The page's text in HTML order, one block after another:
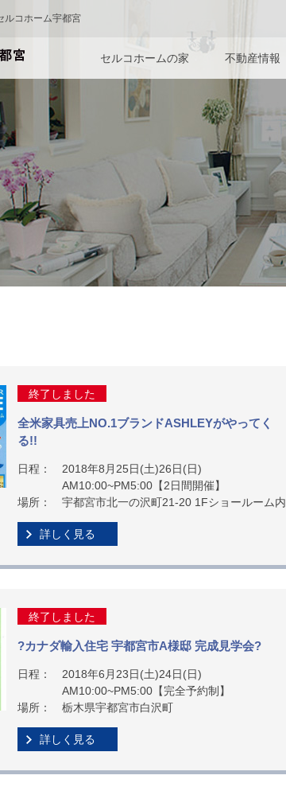
ルコホーム宇都宮
セルコホームの家 不動産情報
終了しました
全米家具売上NO.1ブランドASHLEYがやってく
る!!
日程：
2018年8月25日(土)26日(日)
AM10:00~PM5:00【2日間開催】
場所：
宇都宮市北一の沢町21-20 1Fショールーム内
詳しく見る
終了しました
?カナダ輸入住宅 宇都宮市A様邸 完成見学会?
日程：
2018年6月23日(土)24日(日)
AM10:00~PM5:00【完全予約制】
場所：
栃木県宇都宮市白沢町
詳しく見る